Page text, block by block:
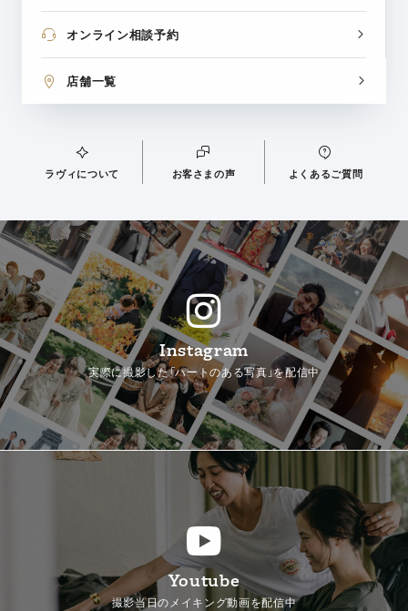
オンライン相談予約
店舗一覧
ラヴィについて お客さまの声 よくあるご質問
Instagram
実際に撮影した「ハートのある写真」を配信中
Youtube
撮影当日のメイキング動画を配信中